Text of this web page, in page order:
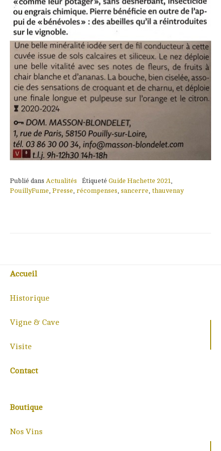
Publié dans Actualités Étiqueté Guide Hachette 2021
PouillyFume Presse récompenses sancerre thauvenay
Accueil
Historique
Vigne & Cave
Visite
Contact
Boutique
Nos Vins